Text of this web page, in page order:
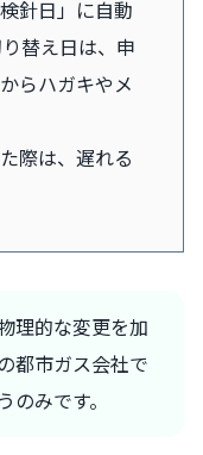
針日」に自動
替え日は、申
らハガキやメ
際は、遅れる
理的な変更を加
都市ガス会社で
みです。